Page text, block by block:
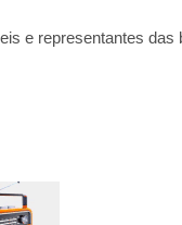
e representantes